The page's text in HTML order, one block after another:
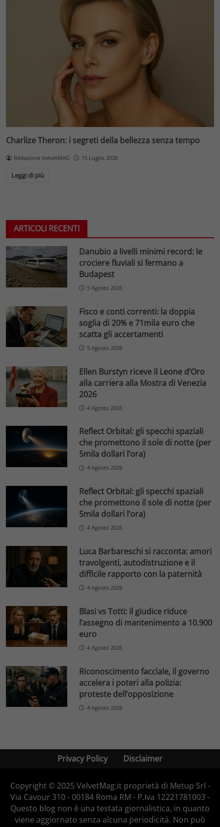
Charlize Theron: i segreti della bellezza senza tempo
Redazione VelvetMAG 15 Luglio 2026
Leggi di più
ARTICOLI RECENTI
Danubio a livelli minimi record: le
crociere fluviali si fermano a
Budapest
5 Agosto 2026
Fisco e conti correnti: la doppia
soglia di 20% e 71mila euro che
scatta gli accertamenti
5 Agosto 2026
Ellen Burstyn riceve il Leone d’Oro
alla carriera alla Mostra di Venezia
2026
4 Agosto 2026
Reflect Orbital: gli specchi spaziali
che promettono il sole di notte (per
5mila dollari l’ora)
4 Agosto 2026
Reflect Orbital: gli specchi spaziali
che promettono il sole di notte (per
5mila dollari l’ora)
4 Agosto 2026
Luca Barbareschi si racconta: amori
travolgenti, autodistruzione e il
difficile rapporto con la paternità
4 Agosto 2026
Blasi vs Totti: il giudice riduce
l’assegno di mantenimento a 10.900
euro
4 Agosto 2026
Riconoscimento facciale, il governo
accelera i poteri alla polizia:
proteste dell’opposizione
4 Agosto 2026
Privacy Policy Disclaimer
Copyright © 2025 VelvetMag.it proprietà di Metup Srl -
Via Cavour 310 - 00184 Roma RM - P.Iva 12221781003 -
Questo blog non è una testata giornalistica, in quanto
viene aggiornato senza alcuna periodicità. Non può